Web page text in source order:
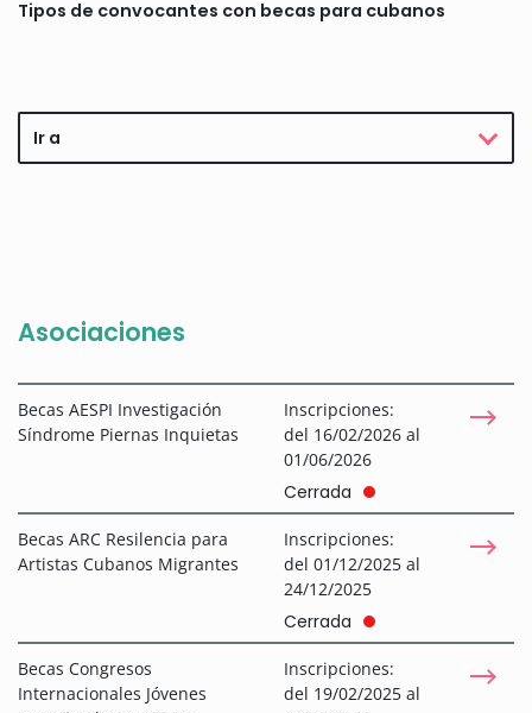
Tipos de convocantes con becas para cubanos
Ir a
Asociaciones
Becas AESPI Investigación
Síndrome Piernas Inquietas
Inscripciones:
del 16/02/2026 al
01/06/2026
Cerrada
Becas ARC Resilencia para
Artistas Cubanos Migrantes
Inscripciones:
del 01/12/2025 al
24/12/2025
Cerrada
Becas Congresos
Internacionales Jóvenes
Inscripciones:
del 19/02/2025 al